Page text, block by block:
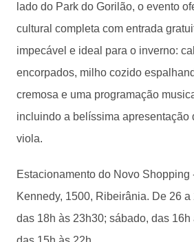
lado do Park do Gorilão, o evento
cultural completa com entrada
impecável e ideal para o inverno:
encorpados, milho cozido
cremosa e uma programação
incluindo a belíssima apresentação
viola.
Estacionamento do Novo Shopping
Kennedy, 1500, Ribeirânia. De 26
das 18h às 23h30; sábado, das